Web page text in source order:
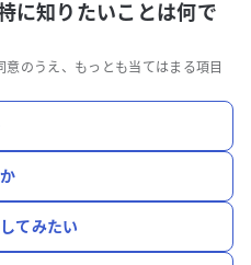
に知りたいことは何で
意のうえ、もっとも当てはまる項目
てみたい